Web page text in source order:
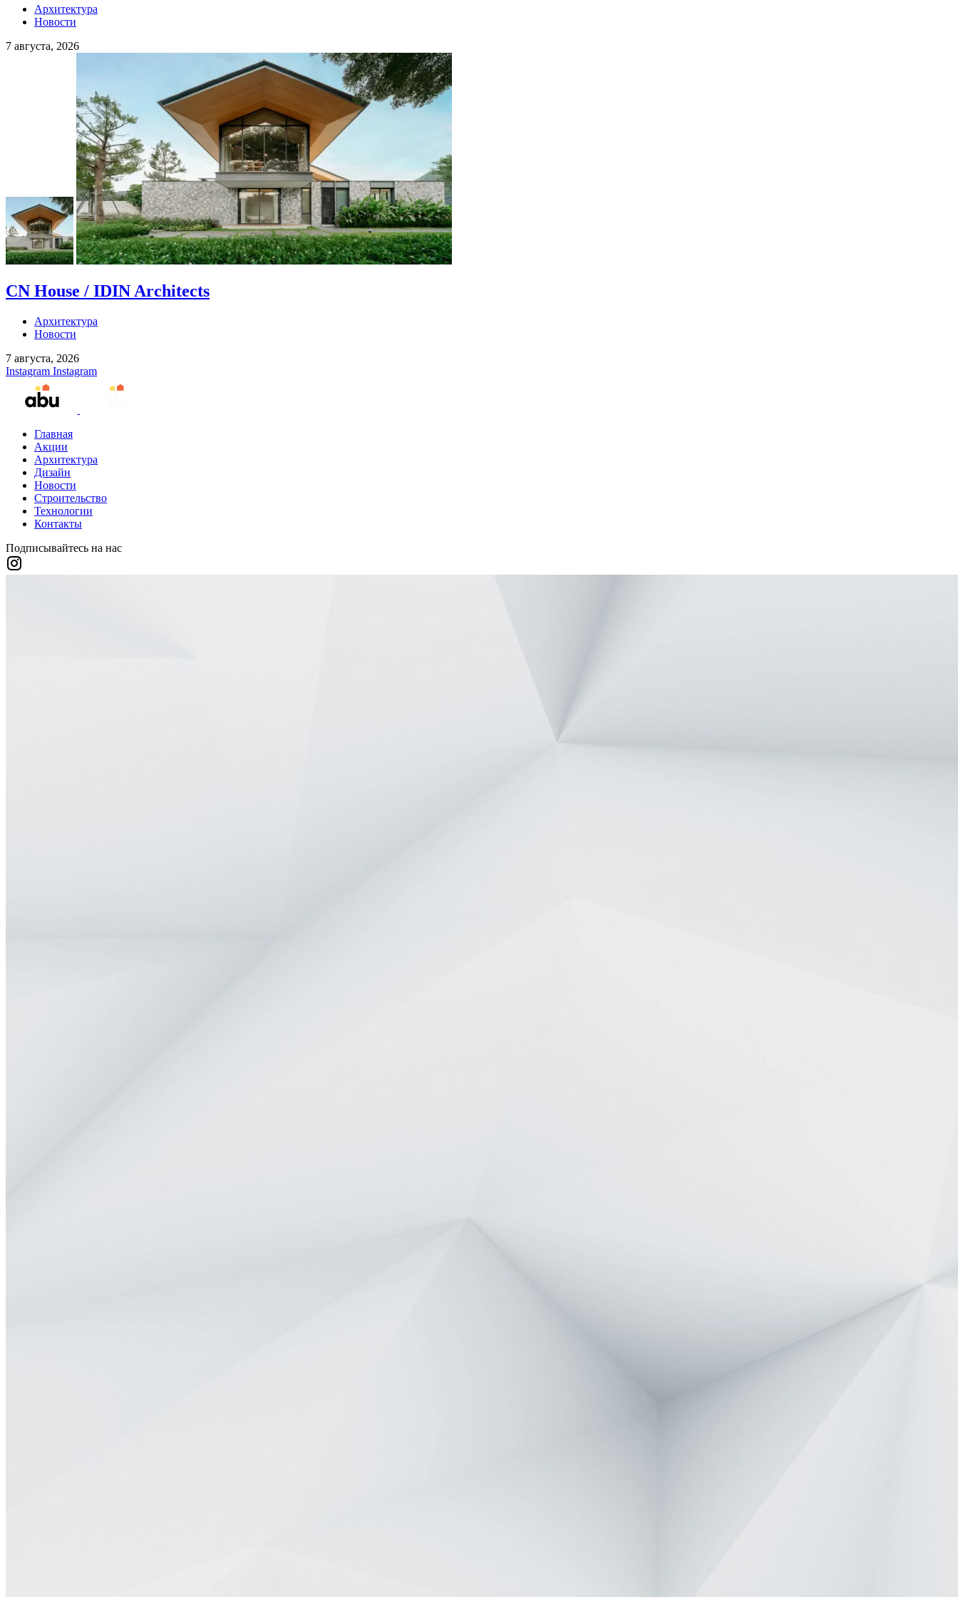
Архитектура
Новости
7 августа, 2026
CN House / IDIN Architects
Архитектура
Новости
7 августа, 2026
Instagram Instagram
Главная
Акции
Архитектура
Дизайн
Новости
Строительство
Технологии
Контакты
Подписывайтесь на нас